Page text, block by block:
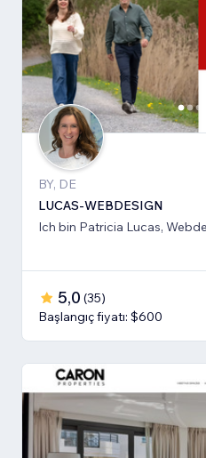
BY, DE
LUCAS-WEBDESIGN
Ich bin Patricia Lucas,
5,0 (35)
Başlangıç fiyatı: $600